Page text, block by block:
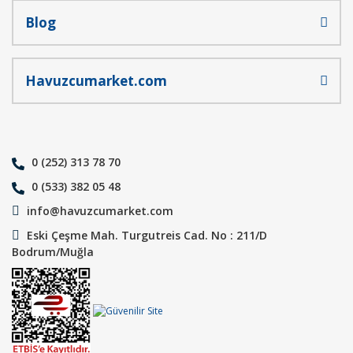
Blog
Havuzcumarket.com
0 (252) 313 78 70
0 (533) 382 05 48
info@havuzcumarket.com
Eski Çeşme Mah. Turgutreis Cad. No : 211/D
Bodrum/Muğla